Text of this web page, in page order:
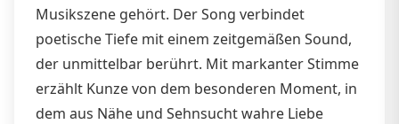
Musikszene gehört. Der Song verbindet
poetische Tiefe mit einem zeitgemäßen Sound,
der unmittelbar berührt. Mit markanter Stimme
erzählt Kunze von dem besonderen Moment, in
dem aus Nähe und Sehnsucht wahre Liebe